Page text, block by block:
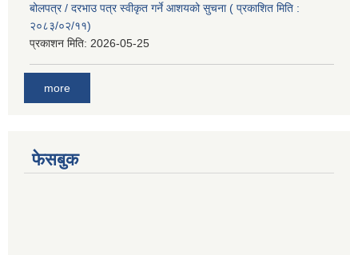
बोलपत्र / दरभाउ पत्र स्वीकृत गर्ने आशयको सुचना ( प्रकाशित मिति :
२०८३/०२/११)
प्रकाशन मिति: 2026-05-25
more
फेसबुक